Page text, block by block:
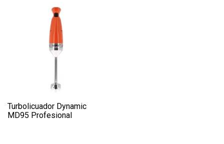
Turbolicuador Dynamic
MD95 Profesional